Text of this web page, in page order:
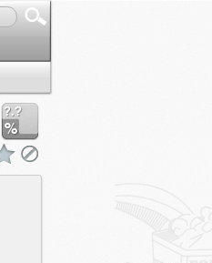
?.?